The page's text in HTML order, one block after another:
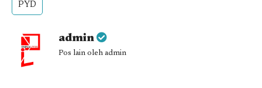
PYD
admin
Pos lain oleh admin